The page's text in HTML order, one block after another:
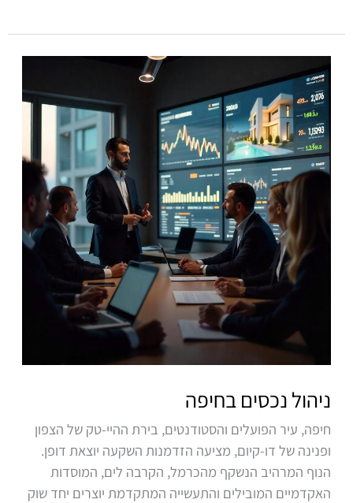
ניהול נכסים בחיפה
חיפה, עיר הפועלים והסטודנטים, בירת ההיי-טק של הצפון
ופנינה של דו-קיום, מציעה הזדמנות השקעה יוצאת דופן.
הנוף המרהיב הנשקף מהכרמל, הקרבה לים, המוסדות
האקדמיים המובילים והתעשייה המתקדמת יוצרים יחד שוק
ניהול
נכסים
בחיפה